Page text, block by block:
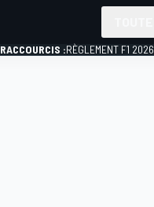
RACCOURCIS :RÈGLEMENT F1 2026